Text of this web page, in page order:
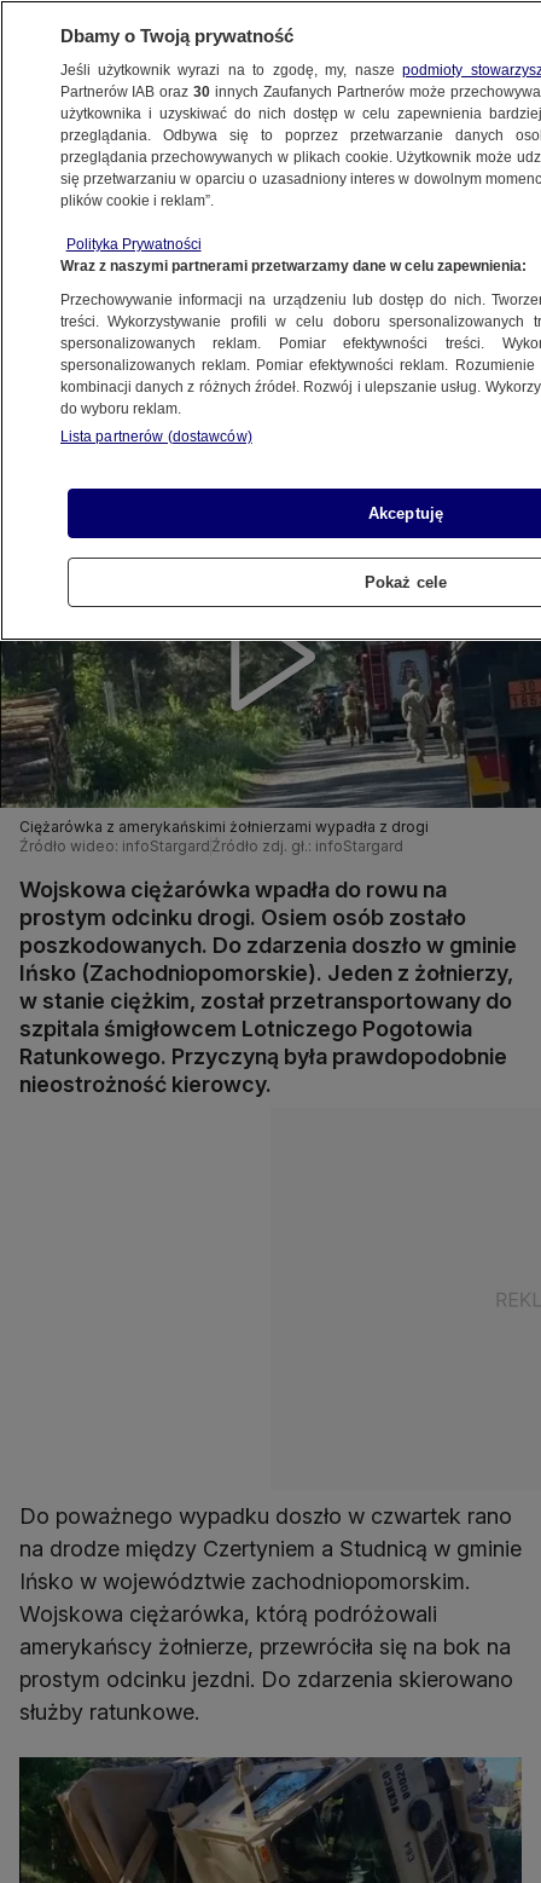
SZCZECIN
wypadła z drogi. Jedna osoba w stanie
ciężkim
Oprac.Rafał Molenda
28.05.2026, 11:12Aktualizacja: 29.05.2026, 07:55
Posłuchaj artykułu
Ciężarówka z amerykańskimi żołnierzami wypadła z drogi
Źródło wideo: infoStargard Źródło zdj. gł.: infoStargard
Wojskowa ciężarówka wpadła do rowu na
prostym odcinku drogi. Osiem osób zostało
poszkodowanych. Do zdarzenia doszło w gminie
Ińsko (Zachodniopomorskie). Jeden z żołnierzy,
w stanie ciężkim, został przetransportowany do
szpitala śmigłowcem Lotniczego Pogotowia
Ratunkowego. Przyczyną była prawdopodobnie
nieostrożność kierowcy.
Do poważnego wypadku doszło w czwartek rano
na drodze między Czertyniem a Studnicą w gminie
Ińsko w województwie zachodniopomorskim.
Wojskowa ciężarówka, którą podróżowali
amerykańscy żołnierze, przewróciła się na bok na
prostym odcinku jezdni. Do zdarzenia skierowano
służby ratunkowe.
Dbamy o Twoją prywatność
Jeśli użytkownik wyrazi na to zgodę, my, naszepodmioty
Partnerów IAB oraz30 innych Zaufanych Partnerów może
użytkownika i uzyskiwać do nich dostęp w celu zapewnienia
przeglądania. Odbywa się to poprzez przetwarzanie danych
przeglądania przechowywanych w plikach cookie. Użytkownik może
się przetwarzaniu w oparciu o uzasadniony interes w dowolnym
plików cookie i reklam”.
Polityka Prywatności
Wraz z naszymi partnerami przetwarzamy dane w celu zapewnienia:
Przechowywanie informacji na urządzeniu lub dostęp do nich.
treści. Wykorzystywanie profili w celu doboru spersonalizowanych
spersonalizowanych reklam. Pomiar efektywności treści.
spersonalizowanych reklam. Pomiar efektywności reklam.
kombinacji danych z różnych źródeł. Rozwój i ulepszanie usług.
do wyboru reklam.
Lista partnerów (dostawców)
Akceptuję
Pokaż cele